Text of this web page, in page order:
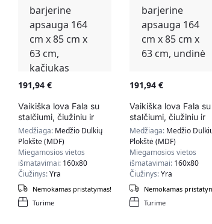
191,94 €
Vaikiška lova Fala su
stalčiumi, čiužiniu ir
barjerine apsauga 164
cm x 85 cm x 63 cm,
kačiukas
Medžiaga: Medžio Dulkių
Plokštė (MDF)
Miegamosios vietos
išmatavimai: 160x80
Čiužinys:Yra
Turime
Nemokamas pristatymas!
191,94€
Vaikiška lova Fala su
stalčiumi, čiužiniu ir
barjerine apsauga
cm x 85 cm x 63
undinė
Medžiaga: Medžio
Plokštė (MDF)
Miegamosios vietos
išmatavimai: 160x80
Čiužinys:Yra
Turime
Nemokamas